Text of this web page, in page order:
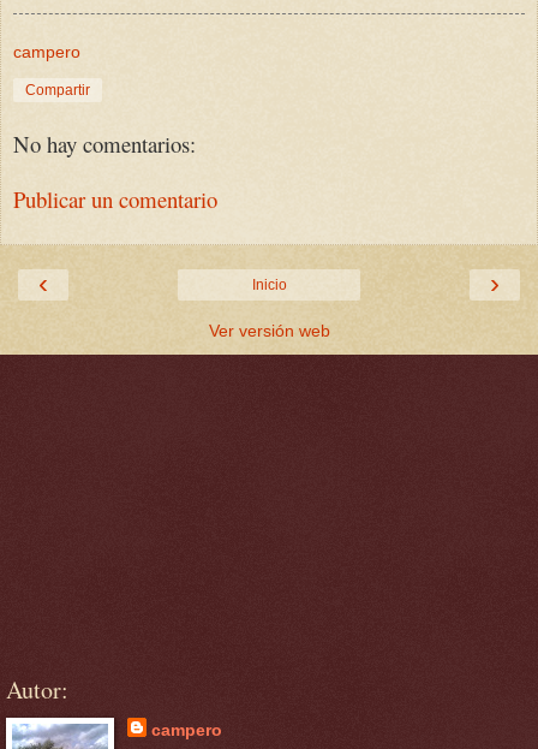
campero
Compartir
No hay comentarios:
Publicar un comentario
‹ ›
Inicio
Ver versión web
Autor:
campero